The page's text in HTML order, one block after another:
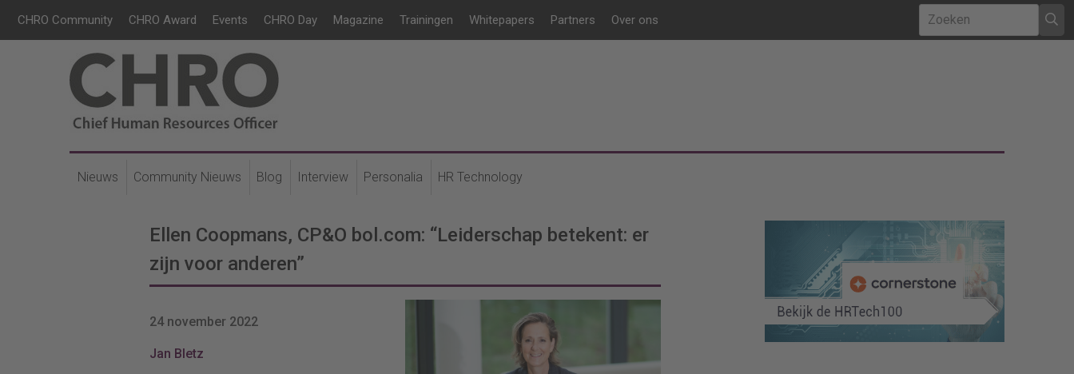
CHRO Community CHRO Award Events CHRO Day Magazine Trainingen Whitepapers Partners Over ons
Nieuws Community Nieuws Blog Interview Personalia HR Technology
Ellen Coopmans, CP&O bol.com: “Leiderschap betekent: er
zijn voor anderen”
24 november 2022
Jan Bletz